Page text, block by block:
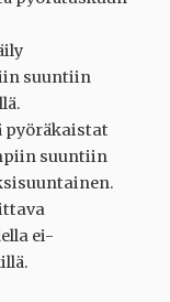
suuntiin
pyöräkaistat
suuntiin
ei-